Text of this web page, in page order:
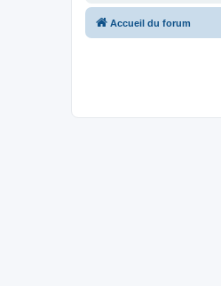
Accueil du forum